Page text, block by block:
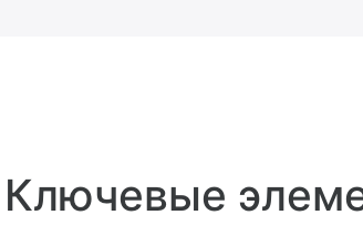
Ключевые